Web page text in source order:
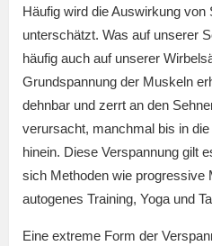
Häufig wird die Auswirkung
unterschätzt. Was auf unserer
häufig auch auf unserer
Grundspannung der Muskeln
dehnbar und zerrt an den
verursacht, manchmal bis in
hinein. Diese Verspannung gilt
sich Methoden wie progressive
autogenes Training, Yoga und
Eine extreme Form der